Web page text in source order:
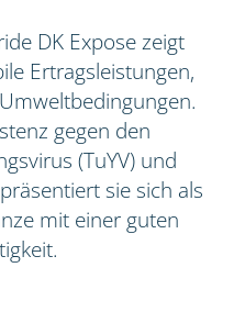
DK Expose zeigt
Ertragsleistungen,
gegen den
(TuYV) und
sie sich als
mit einer guten